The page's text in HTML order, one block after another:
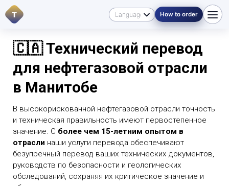
T How to order
🇨🇦 Технический перевод
для нефтегазовой отрасли
в Манитобе
В высокорискованной нефтегазовой отрасли точность
и техническая правильность имеют первостепенное
значение. С более чем 15-летним опытом в
отрасли наши услуги перевода обеспечивают
безупречный перевод ваших технических документов,
руководств по безопасности и геологических
обследований, сохраняя их критическое значение и